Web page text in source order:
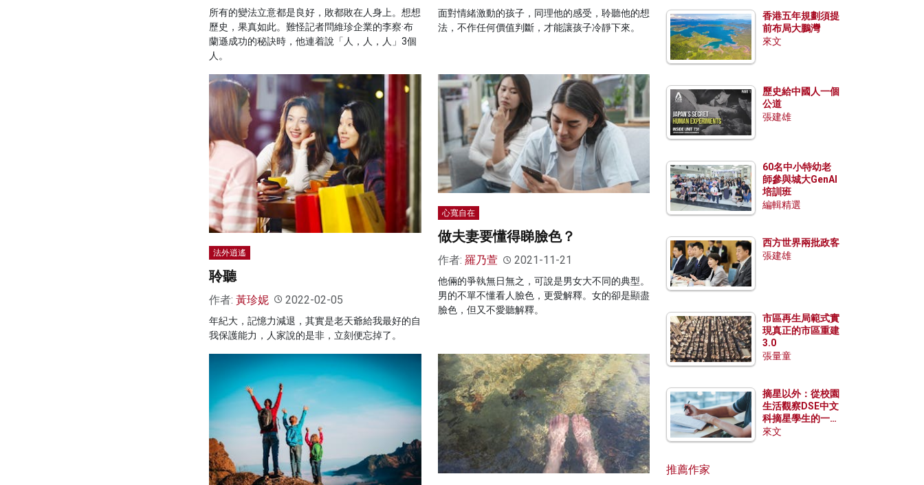
所有的變法立意都是良好，敗都敗在人身上。想想
歷史，果真如此。難怪記者問維珍企業的李察·布
蘭遜成功的秘訣時，他連着說「人，人，人」3個
人。
面對情緒激動的孩子，同理他的感受，聆聽他的想
法，不作任何價值判斷，才能讓孩子冷靜下來。
法外逍遙
聆聽
作者: 黃珍妮 2022-02-05
年紀大，記憶力減退，其實是老天爺給我最好的自
我保護能力，人家說的是非，立刻便忘掉了。
心寬自在
做夫妻要懂得睇臉色？
作者: 羅乃萱 2021-11-21
他倆的爭執無日無之，可說是男女大不同的典型。
男的不單不懂看人臉色，更愛解釋。女的卻是顯盡
臉色，但又不愛聽解釋。
香港五年規劃須提
前布局大鵬灣
來文
歷史給中國人一個
公道
張建雄
60名中小特幼老
師參與城大GenAI
培訓班
編輯精選
西方世界兩批政客
張建雄
市區再生局範式實
現真正的市區重建
3.0
張量童
摘星以外：從校園
生活觀察DSE中文
科摘星學生的一點
特質
來文
推薦作家